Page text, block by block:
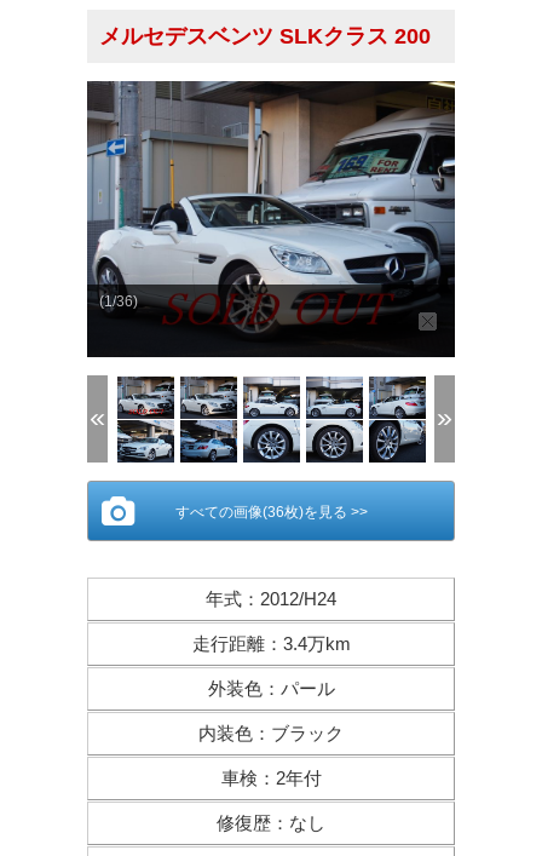
メルセデスベンツ SLKクラス 200
(1/36)
すべての画像(36枚)を見る >>
年式 ： 2012/H24
走行距離： 3.4万km
外装色： パール
内装色 ： ブラック
車検 ： 2年付
修復歴 ： なし